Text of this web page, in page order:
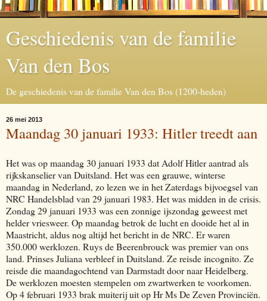
Geschiedenis van de familie
Van den Bos
De geschiedenis van de familie Van den Bos (1200-heden)
26 mei 2013
Maandag 30 januari 1933: Hitler treedt aan
Het was op maandag 30 januari 1933 dat Adolf Hitler aantrad als
rijkskanselier van Duitsland. Het was een grauwe, winterse
maandag in Nederland, zo lezen we in het Zaterdags bijvoegsel van
NRC Handelsblad van 29 januari 1983. Het was midden in de crisis.
Zondag 29 januari 1933 was een zonnige ijszondag geweest met
helder vriesweer. Op maandag betrok de lucht en dooide het al in
Maastricht, aldus nog altijd het bericht in de NRC. Er waren
350.000 werklozen. Ruys de Beerenbrouck was premier van ons
land. Prinses Juliana verbleef in Duitsland. Ze reisde incognito. Ze
reisde die maandagochtend van Darmstadt door naar Heidelberg.
De werklozen moesten stempelen om zwartwerken te voorkomen.
Op 4 februari 1933 brak muiterij uit op Hr Ms De Zeven Provinciën.